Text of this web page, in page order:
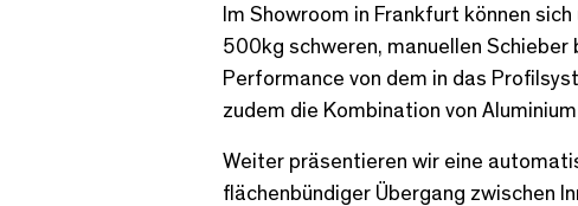
Im Showroom in Frankfurt können
500kg schweren, manuellen
Performance von dem in das
zudem die Kombination von
Weiter präsentieren wir eine
flächenbündiger Übergang zwischen